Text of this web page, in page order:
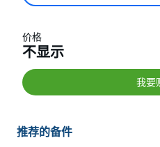
价格
不显示
我要
推荐的备件